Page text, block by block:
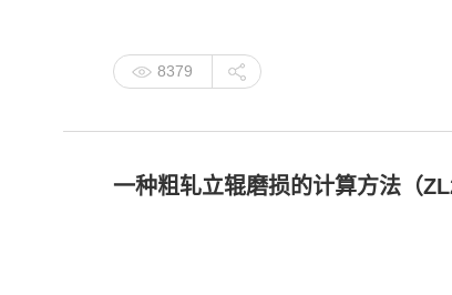
8379
一种粗轧立辊磨损的计算方法（